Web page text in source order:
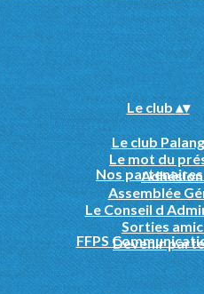
Le club▴▾
Le club
Le mot du
Assemblée
Le Conseil d
Sorties
Devenir
Nos
FFPS